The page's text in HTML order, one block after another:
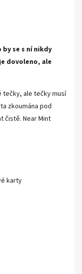
se s ní nikdy
dovoleno, ale
tečky, ale tečky musí
zkoumána pod
čistě. Near Mint
karty